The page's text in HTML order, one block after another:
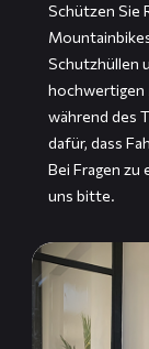
Schützen Sie
Schutzhüllen
hochwertigen
während des
dafür, dass
Bei Fragen zu
uns bitte.
Mehr
lesen
WHEEL